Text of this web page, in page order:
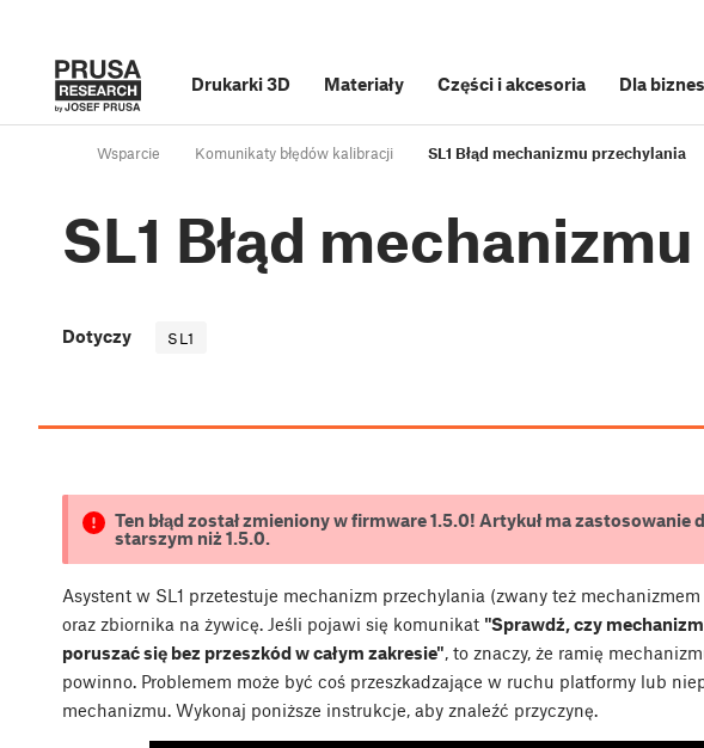
Drukarki 3D Materiały Części i akcesoria Dla
Wsparcie Komunikaty błędów kalibracji SL1 Błąd mechanizmu przechylania
SL1 Błąd
Dotyczy SL1
Ten błąd został zmieniony w firmware 1.5.0! Artykuł ma zastosowanie
starszym niż 1.5.0.
Asystent w SL1 przetestuje mechanizm przechylania (zwany też
oraz zbiornika na żywicę. Jeśli pojawi się komunikat "Sprawdź, czy
poruszać się bez przeszkód w całym zakresie", to znaczy, że ramię
powinno. Problemem może być coś przeszkadzające w ruchu platformy lub
mechanizmu. Wykonaj poniższe instrukcje, aby znaleźć przyczynę.